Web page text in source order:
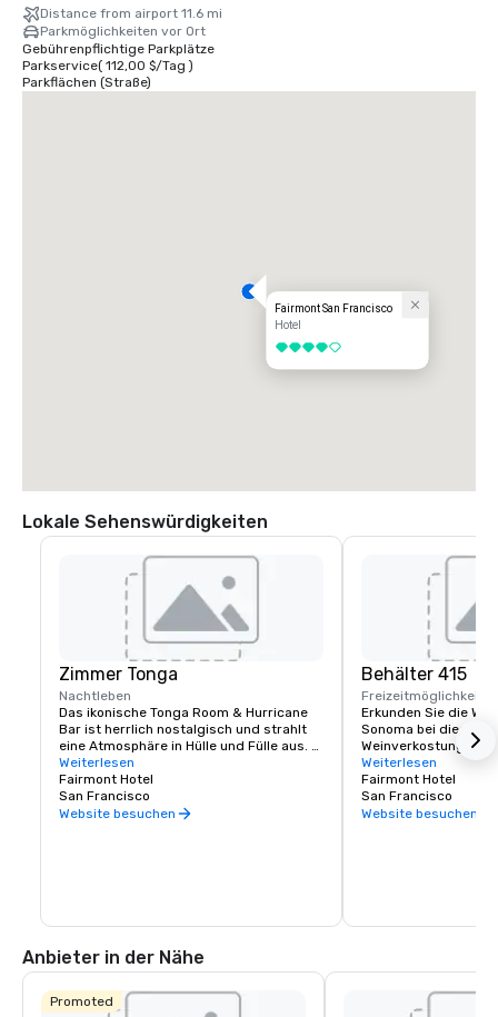
Distance from airport 11.6 mi
Parkmöglichkeiten vor Ort
Gebührenpflichtige Parkplätze
Parkservice( 112,00 $/Tag )
Parkflächen (Straße)
Fairmont San Francisco
Hotel
4 von 5
Lokale Sehenswürdigkeiten
Zimmer Tonga
Nachtleben
Das ikonische Tonga Room & Hurricane
Bar ist herrlich nostalgisch und strahlt
eine Atmosphäre in Hülle und Fülle aus.
Kein Wunder, war es doch ein Hollywood-
Szenenbildner, der den thematischen
Look & Feel kreierte. Die Gäste
versammeln sich rund um eine große
Weiterlesen
Fairmont Hotel
San Francisco
Website besuchen
Behälter 415
Freizeitmöglichkeiten
Erkunden Sie die
Sonoma bei dieser
Weinverkostung im
Erfahrene
Geschmack kennen,
Reise verlaufen soll,
maßgeschneidertes
Weiterlesen
Fairmont Hotel
San Francisco
Website besuchen
Anbieter in der Nähe
Promoted